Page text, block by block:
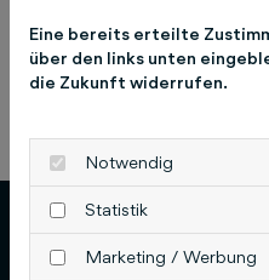
Gelbe Seiten Online
Gelbe Seiten Print
Eine bereits erteilte
über den links unten
die Zukunft widerrufen.
Notwendig
Statistik
Marketing / Werbung